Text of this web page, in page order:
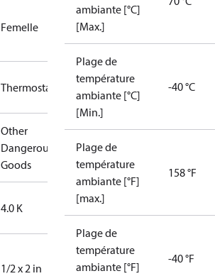
Femelle
Thermostat
Other
Dangerous
Goods
4.0 K
1/2 x 2 in
ambiante [°C]
[Max.]
Plage de
température
ambiante [°C]
[Min.]
-40 °C
Plage de
température
ambiante [°F]
[max.]
158 °F
Plage de
température
ambiante [°F]
-40 °F